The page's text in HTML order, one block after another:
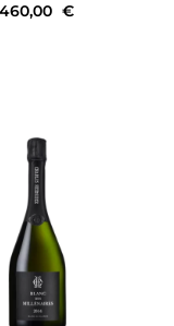
460,00 €